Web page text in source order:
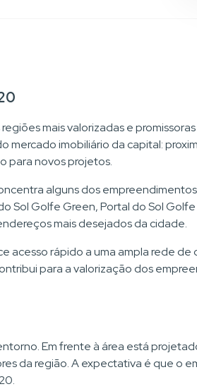
mais valorizadas e
mercado imobiliário da capital:
para novos projetos.
alguns dos
Sol Golfe Green, Portal do Sol
mais desejados da cidade.
rápido a uma ampla rede
para a valorização dos
Em frente à área está
da região. A expectativa é que o